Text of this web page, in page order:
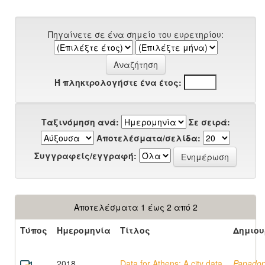
Πηγαίνετε σε ένα σημείο του ευρετηρίου:
Ή πληκτρολογήστε ένα έτος:
Ταξινόμηση ανά:
Σε σειρά:
Αποτελέσματα/σελίδα:
Συγγραφείς/εγγραφή:
Αποτελέσματα 1 έως 2 από 2
Τύπος
Ημερομηνία Τίτλος